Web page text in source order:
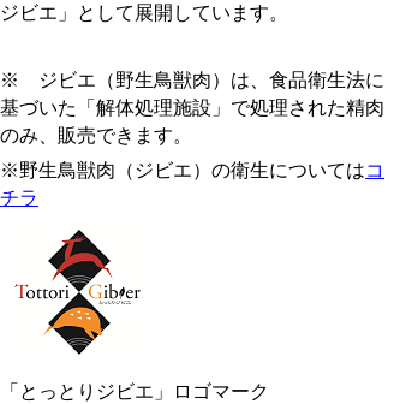
ジビエ」として展開しています。
※ ジビエ（野生鳥獣肉）は、食品衛生法に
基づいた「解体処理施設」で処理された精肉
のみ、販売できます。
※野生鳥獣肉（ジビエ）の衛生についてはコ
チラ
「とっとりジビエ」ロゴマーク